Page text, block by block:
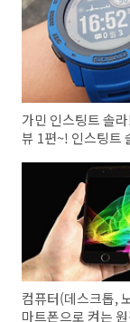
가민 인스팅트 솔
뷰 1편~! 인스팅트
컴퓨터(데스크톱,
마트폰으로 켜는